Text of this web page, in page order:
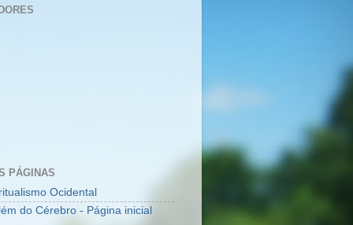
PÁGINAS
Ocidental
do Cérebro - Página inicial